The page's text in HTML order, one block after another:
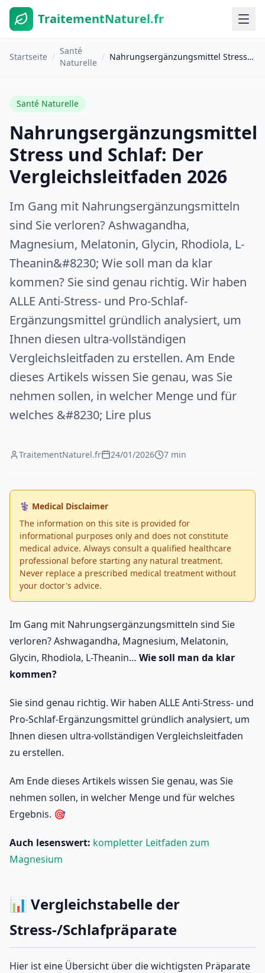
TraitementNaturel.fr
Startseite /
Santé
Naturelle
/ Nahrungsergänzungsmittel Stress und Schlaf: Der Vergleichsleitfaden 2026
Santé Naturelle
Nahrungsergänzungsmittel
Stress und Schlaf: Der
Vergleichsleitfaden 2026
Im Gang mit Nahrungsergänzungsmitteln
sind Sie verloren? Ashwagandha,
Magnesium, Melatonin, Glycin, Rhodiola, L-
Theanin&#8230; Wie soll man da klar
kommen? Sie sind genau richtig. Wir haben
ALLE Anti-Stress- und Pro-Schlaf-
Ergänzungsmittel gründlich analysiert, um
Ihnen diesen ultra-vollständigen
Vergleichsleitfaden zu erstellen. Am Ende
dieses Artikels wissen Sie genau, was Sie
nehmen sollen, in welcher Menge und für
welches &#8230; Lire plus
TraitementNaturel.fr 24/01/2026 7 min
⚕️ Medical Disclaimer
The information on this site is provided for
informational purposes only and does not constitute
medical advice. Always consult a qualified healthcare
professional before starting any natural treatment.
Never replace a prescribed medical treatment without
your doctor's advice.
Im Gang mit Nahrungsergänzungsmitteln sind Sie
verloren? Ashwagandha, Magnesium, Melatonin,
Glycin, Rhodiola, L-Theanin… Wie soll man da klar
kommen?
Sie sind genau richtig. Wir haben ALLE Anti-Stress- und
Pro-Schlaf-Ergänzungsmittel gründlich analysiert, um
Ihnen diesen ultra-vollständigen Vergleichsleitfaden
zu erstellen.
Am Ende dieses Artikels wissen Sie genau, was Sie
nehmen sollen, in welcher Menge und für welches
Ergebnis. 🎯
Auch lesenswert: kompletter Leitfaden zum
Magnesium
📊 Vergleichstabelle der
Stress-/Schlafpräparate
Hier ist eine Übersicht über die wichtigsten Präparate